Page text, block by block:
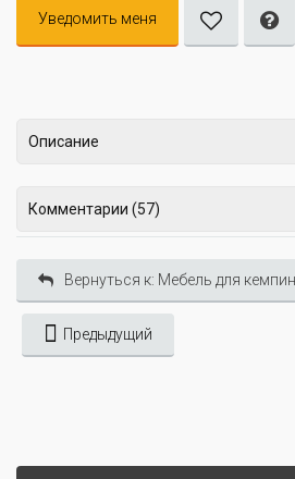
Уведомить меня
Описание
Комментарии (57)
Вернуться к: Мебель для
Предыдущий